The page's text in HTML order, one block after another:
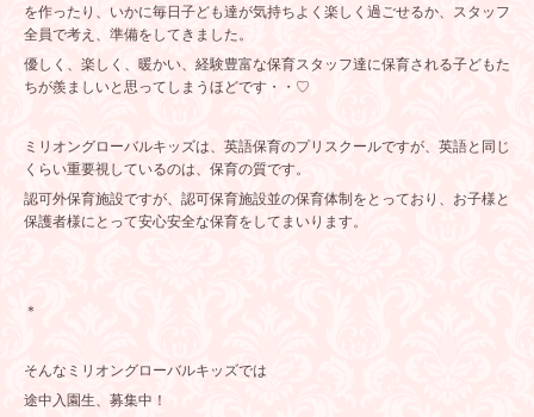
を作ったり、いかに毎日子ども達が気持ちよく楽しく過ごせるか、スタッフ
全員で考え、準備をしてきました。
優しく、楽しく、暖かい、経験豊富な保育スタッフ達に保育される子どもた
ちが羨ましいと思ってしまうほどです・・♡
ミリオングローバルキッズは、英語保育のプリスクールですが、英語と同じ
くらい重要視しているのは、保育の質です。
認可外保育施設ですが、認可保育施設並の保育体制をとっており、お子様と
保護者様にとって安心安全な保育をしてまいります。
＊
そんなミリオングローバルキッズでは
途中入園生、募集中！